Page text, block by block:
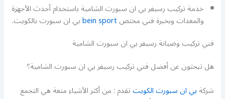
خدمة تركيب رسيفر بي ان سبورت الشامية باستخدام أحدث الأجهزة
والمعدات وبخبرة فني مختصbein sportبي ان سبورت بالكويت.
فني تركيب وصيانة رسيفر بي ان سبورت الشامية
هل تبحثون عن أفضل فني تركيب رسيفر بي ان سبورت الشامية؟
شركةبي ان سبورت الكويتتقدم : من أكثر الأشياء متعة هي التجمع